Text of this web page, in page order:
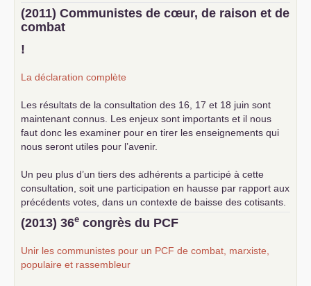
(2011) Communistes de cœur, de raison et de
combat
!
La déclaration complète
Les résultats de la consultation des 16, 17 et 18 juin sont
maintenant connus. Les enjeux sont importants et il nous
faut donc les examiner pour en tirer les enseignements qui
nous seront utiles pour l’avenir.
Un peu plus d’un tiers des adhérents a participé à cette
consultation, soit une participation en hausse par rapport aux
précédents votes, dans un contexte de baisse des cotisants.
... lire la suite
(2013) 36e congrès du PCF
Unir les communistes pour un PCF de combat, marxiste,
populaire et rassembleur